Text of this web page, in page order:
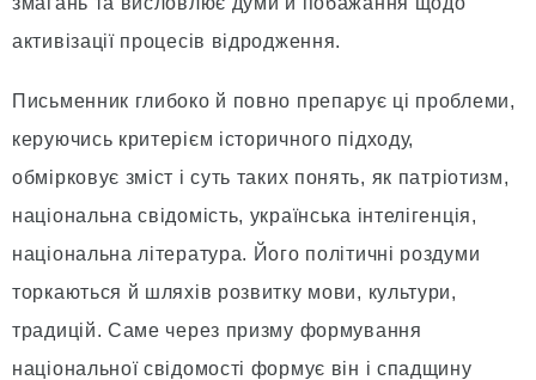
активізації процесів відродження.
Письменник глибоко й повно препарує ці проблеми,
керуючись критерієм історичного підходу,
обмірковує зміст і суть таких понять, як патріотизм,
національна свідомість, українська інтелігенція,
національна література. Його політичні роздуми
торкаються й шляхів розвитку мови, культури,
традицій. Саме через призму формування
національної свідомості формує він і спадщину